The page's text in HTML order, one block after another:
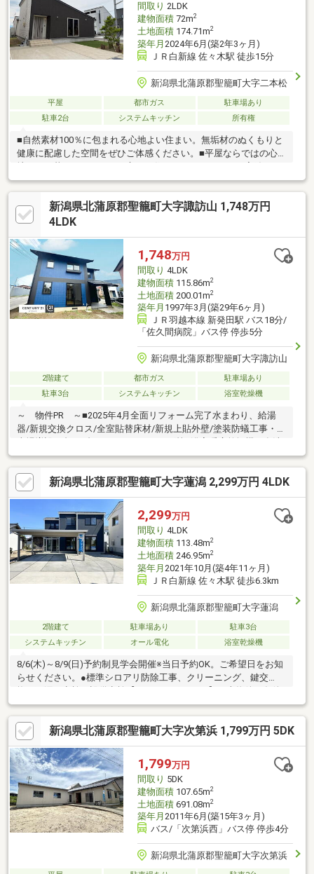
間取り 2LDK
建物面積72m2
土地面積174.71m2
築年月 2024年6月(築2年3ヶ月)
ＪＲ白新線 佐々木駅 徒歩15分
新潟県北蒲原郡聖籠町大字二本松
平屋 都市ガス
駐車場あり
駐車2台
システムキッチン 所有権
■自然素材100％に包まれる心地よい住まい。無垢材のぬくもりと
健康に配慮した空間をぜひご体感ください。■平屋ならではの心
地よさと暮らしやすさを両立した住まい。ワンフロアで完結する
動線で、日々の生活を快適にサポート。■斜天井が生み出す、開
放感あふれるLDK。天井高を活かした、広がりのある心地よい空
間設計。■多目的に使える便利なフリースペース。お子さまの遊
び場やリモートワークなど、多彩な使い方が可能。
新潟県北蒲原郡聖籠町大字諏訪山 1,748万円
4LDK
1,748万円
間取り 4LDK
建物面積115.86m2
土地面積200.01m2
築年月 1997年3月(築29年6ヶ月)
ＪＲ羽越本線 新発田駅 バス18分/
「佐久間病院」バス停 停歩5分
新潟県北蒲原郡聖籠町大字諏訪山
2階建て 都市ガス
駐車場あり
駐車3台
システムキッチン 浴室乾燥機
～ 物件PR ～■2025年4月全面リフォーム完了水まわり、給湯
器/新規交換クロス/全室貼替床材/新規上貼外壁/塗装防蟻工事・駐
機などがあり日々の家事の負担を軽減してくれます■広い庭があ
り、ガーデニングを楽しめます■子育て支援の手厚い聖籠町での
びのびと暮らせます■前面道路は6mと駐車がらくらく■聖籠IC至近
で新発田や新潟市街地へのアクセス良好■PLANTまで車で約5分と
お買い物に便利～ 周辺環境 ～■PLANT-4 聖籠店・・車約5分■
山倉小学校・・徒歩約16分■聖籠中学校・・自転車約7分
新潟県北蒲原郡聖籠町大字蓮潟 2,299万円 4LDK
2,299万円
間取り 4LDK
建物面積113.48m2
土地面積246.95m2
築年月 2021年10月(築4年11ヶ月)
ＪＲ白新線 佐々木駅 徒歩6.3km
新潟県北蒲原郡聖籠町大字蓮潟
2階建て 駐車場あり
駐車3台
システムキッチン
オール電化 浴室乾燥機
8/6(木)～8/9(日)予約制見学会開催※当日予約OK。ご希望日をお知
らせください。●標準シロアリ防除工事、クリーニング、鍵交
換、雨漏り点検、設備点検【おすすめポイント】・本物件は条件
により住宅ローン減税が適用されます。・雨漏り、構造上主要な
部分の欠陥や・腐食、給排水管の故障や漏水についてお引渡しよ
り２年間保証・シロアリ防除工事施工後5年間保証・お客様に合わ
せたローンの組み方や金融機関をご提案。住宅ローンが初めての
方でもお気軽にご相談ください【周辺施設】・山倉小学校3400ｍ
（徒歩43分）・聖籠中学校1800ｍ（徒歩23分/自転車8
新潟県北蒲原郡聖籠町大字次第浜 1,799万円 5DK
1,799万円
間取り 5DK
建物面積107.65m2
土地面積691.08m2
築年月 2011年6月(築15年3ヶ月)
バス/「次第浜西」バス停 停歩4分
新潟県北蒲原郡聖籠町大字次第浜